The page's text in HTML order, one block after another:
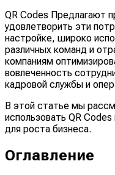
QR Codes Предлагают
удовлетворить эти
настройке, широко
различных команд и
компаниям
вовлеченность
кадровой службы и
В этой статье мы
использовать QR
для роста бизнеса.
Оглавление